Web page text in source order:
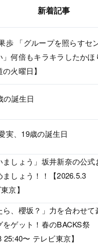
新着記事
歩 「グループを照らすセ
」何倍もキラキラしたかほ
火曜日】
の誕生日
実、19歳の誕生日
ましょう」坂井新奈の公式
しょう！！【2026.5.3
京】
ら、櫻坂？」力を合わせて
ゲット！春のBACKS祭
〜 テレビ東京】